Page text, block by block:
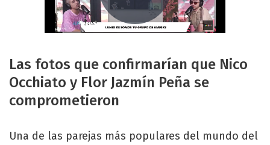
Las fotos que confirmarían que Nico
Occhiato y Flor Jazmín Peña se
comprometieron
Una de las parejas más populares del mundo del